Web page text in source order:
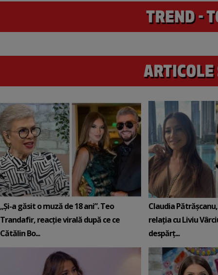
„Și-a găsit o muză de 18 ani”. Teo
Trandafir, reacție virală după ce ce
Cătălin Bo...
Claudia
relația cu Liviu
despărț...